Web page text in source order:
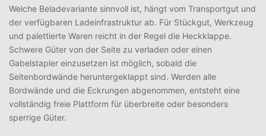
Welche Beladevariante sinnvoll ist, hängt vom Transportgut und
der verfügbaren Ladeinfrastruktur ab. Für Stückgut, Werkzeug
und palettierte Waren reicht in der Regel die Heckklappe.
Schwere Güter von der Seite zu verladen oder einen
Gabelstapler einzusetzen ist möglich, sobald die
Seitenbordwände heruntergeklappt sind. Werden alle
Bordwände und die Eckrungen abgenommen, entsteht eine
vollständig freie Plattform für überbreite oder besonders
sperrige Güter.